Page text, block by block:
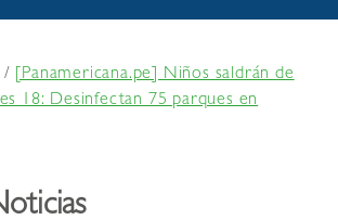
/
[Panamericana.pe] Niños saldrán de
18: Desinfectan 75 parques en